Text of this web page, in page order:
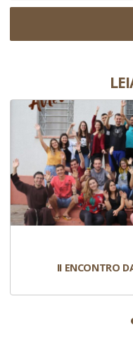
II ENCONTRO